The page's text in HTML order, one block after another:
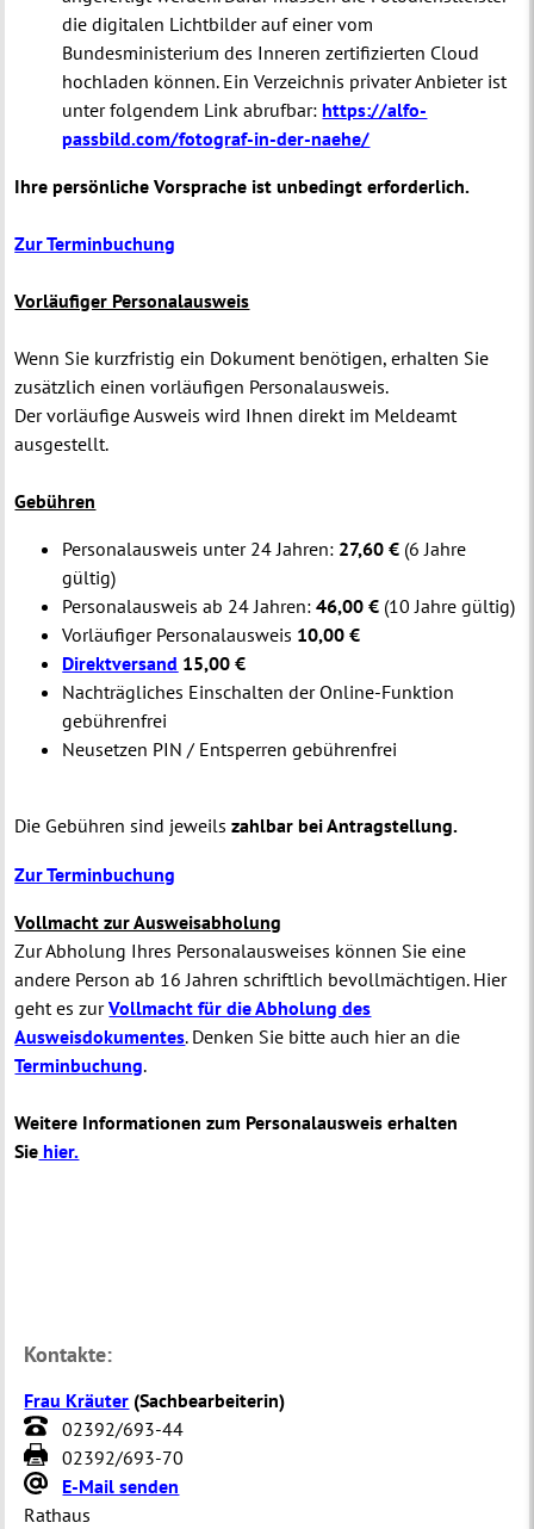
die digitalen Lichtbilder auf einer vom
Bundesministerium des Inneren zertifizierten Cloud
hochladen können. Ein Verzeichnis privater Anbieter ist
unter folgendem Link abrufbar:https://alfo-
passbild.com/fotograf-in-der-naehe/
Ihre persönliche Vorsprache ist unbedingt erforderlich.
Zur Terminbuchung
Vorläufiger Personalausweis
Wenn Sie kurzfristig ein Dokument benötigen, erhalten Sie
zusätzlich einen vorläufigen Personalausweis.
Der vorläufige Ausweis wird Ihnen direkt im Meldeamt
ausgestellt.
Gebühren
Personalausweis unter 24 Jahren: 27,60 € (6 Jahre
gültig)
Personalausweis ab 24 Jahren:46,00 € (10 Jahre gültig)
Vorläufiger Personalausweis 10,00 €
Direktversand 15,00 €
Nachträgliches Einschalten der Online-Funktion
gebührenfrei
Neusetzen PIN / Entsperren gebührenfrei
Die Gebühren sind jeweilszahlbar bei Antragstellung.
Zur Terminbuchung
Vollmacht zur Ausweisabholung
Zur Abholung Ihres Personalausweises können Sie eine
andere Person ab 16 Jahren schriftlich bevollmächtigen. Hier
geht es zurVollmacht für die Abholung des
Ausweisdokumentes. Denken Sie bitte auch hier an die
Terminbuchung.
Weitere Informationen zum Personalausweis erhalten
Sie hier.
Kontakte:
Frau Kräuter (Sachbearbeiterin)
02392/693-44
02392/693-70
E-Mail senden
Rathaus